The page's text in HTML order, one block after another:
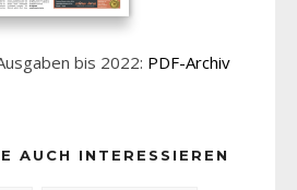
bis 2022: PDF-Archiv
AUCH INTERESSIEREN